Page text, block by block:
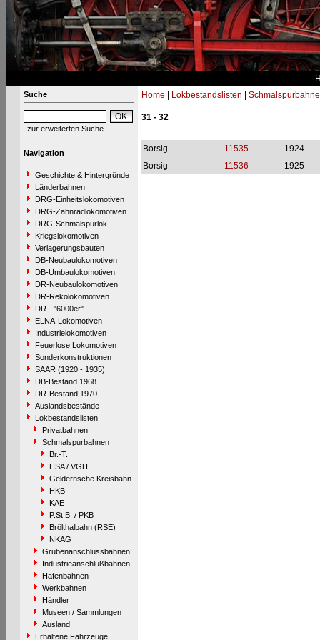
Suche
zur erweiterten Suche
Navigation
Geschichte & Hintergründe
Länderbahnen
DRG-Einheitslokomotiven
DRG-Zahnradlokomotiven
DRG-Schmalspurlok.
Kriegslokomotiven
Verlagerungsbauten
DB-Neubaulokomotiven
DB-Umbaulokomotiven
DR-Neubaulokomotiven
DR-Rekolokomotiven
DR - "6000er"
ELNA-Lokomotiven
Industrielokomotiven
Feuerlose Lokomotiven
Sonderkonstruktionen
SAAR (1920 - 1935)
DB-Bestand 1968
DR-Bestand 1970
Auslandsbestände
Lokbestandslisten
Privatbahnen
Schmalspurbahnen
Br.-T.
HSA / VGH
Geldernsche Kreisbahn
HKB
KAE
P.St.B. / PKB
Brölthalbahn (RSE)
NKAG
Grubenanschlussbahnen
Industrieanschlußbahnen
Hafenbahnen
Werkbahnen
Händler
Museen / Sammlungen
Ausland
Erhaltene Fahrzeuge
Home Lokbestandslisten
31 - 32
Borsig 11535
1924
Borsig
11536 1925